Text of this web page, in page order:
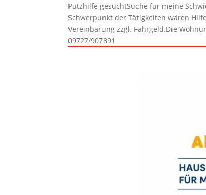
Putzhilfe gesuchtSuche für meine
Schwerpunkt der Tätigkeiten wären
Vereinbarung zzgl. Fahrgeld.Die
09727/907891